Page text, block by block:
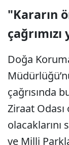
"Kararın
Doğa
çağrısında
Ziraat
olacaklarını
ve Milli